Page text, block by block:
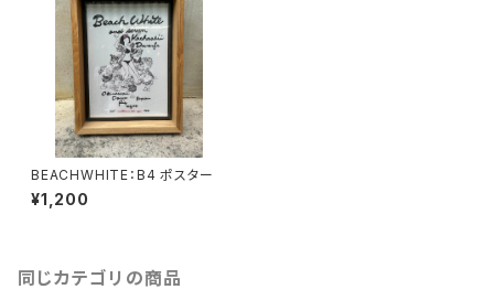
BEACHWHITE：B4 ポスター
¥1,200
同じカテゴリの商品